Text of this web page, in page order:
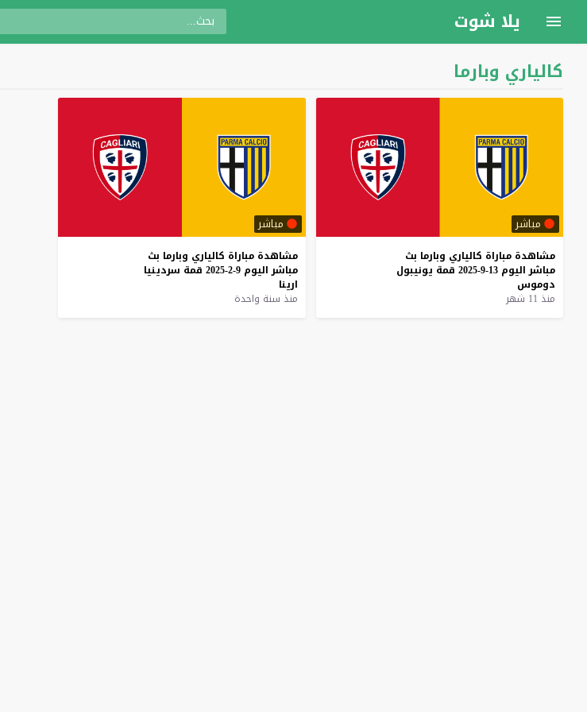
يلا شوت
كالياري وبارما
مباشر
مشاهدة مباراة كالياري وبارما بث
مباشر اليوم 13-9-2025 قمة يونيبول
دوموس
منذ 11 شهر
مباشر
مشاهدة مباراة كالياري وبارما بث
مباشر اليوم 9-2-2025 قمة سردينيا
ارينا
منذ سنة واحدة